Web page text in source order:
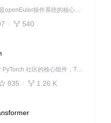
openEuler内核是openEuler操作系统的核心，既是系统性能与稳定性的基石，也是连接处理器、设备与服务的桥梁。
540
作为 Ascend for PyTorch 社区的核心组件，TorchNPU 是昇腾专为 PyTorch 打造的深度学习适配插件，使 PyTorch 框架能够直接调用昇腾 NPU，为开发者提供昇腾 AI 处理器的超强算力。
835 1.26 K